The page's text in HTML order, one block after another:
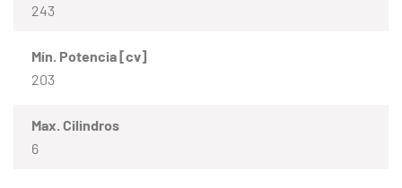
243
Mín. Potencia [cv]
203
Max. Cilindros
6